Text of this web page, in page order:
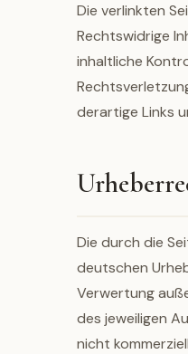
Die verlinkten
Rechtswidrige
inhaltliche
derartige Links
Die durch die
deutschen
Verwertung
des jeweiligen
nicht